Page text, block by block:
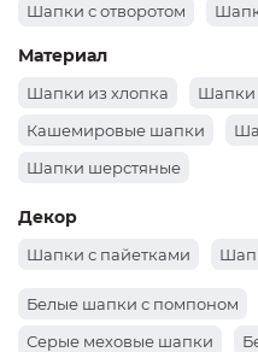
Шапки с отворотом
Шапки докерки как носил
Материал
Шапки из хлопка
Шапки
Кашемировые шапки
Шапки шерстяные
Декор
Шапки с пайетками
Белые шапки с помпоном
Серые меховые шапки